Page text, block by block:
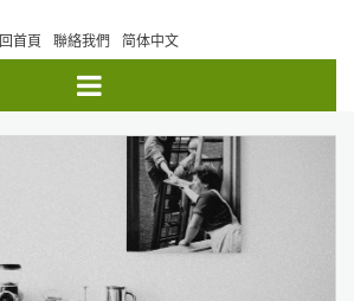
回首頁 聯絡我們 简体中文